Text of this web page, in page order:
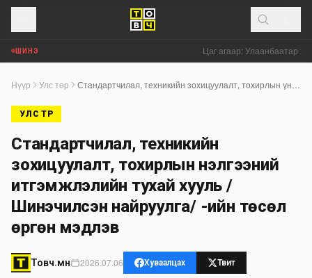
ШИНЭ Цаг агаар: Улаанбаатар
Нүүр Улс төр
УЛС ТӨР
Стандартчилал, техникийн
зохицуулалт, тохирлын үнэлгээний
итгэмжлэлийн тухай хууль /
Шинэчилсэн найруулга/ -ийн төсөл
өргөн мэдүүлэв
Товч.мн 2026.07.06 Хуваалцах Твит